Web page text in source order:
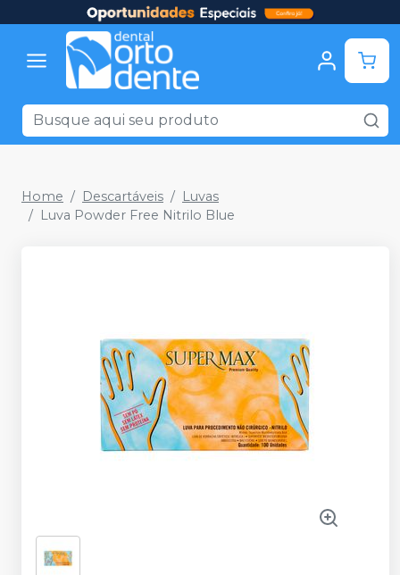
Home Descartáveis
Luvas
Luva Powder Free Nitrilo Blue